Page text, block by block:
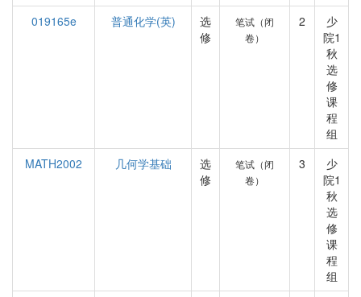
019165e
普通化学(英)
选
修
笔试（闭
卷）
2
少
院1
秋
选
修
课
程
组
MATH2002
几何学基础
选
修
笔试（闭
卷）
3
少
院1
秋
选
修
课
程
组